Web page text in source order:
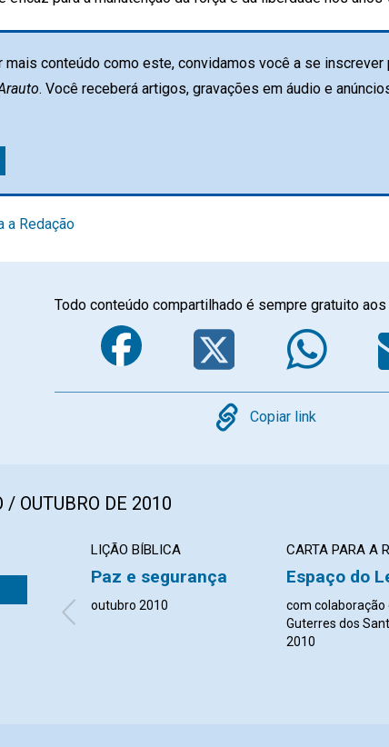
mais conteúdo como este, convidamos você a se
. Você receberá artigos, gravações em áudio e
a Redação
Todo conteúdo compartilhado é sempre gratuito
FacebookTwitter
Copy
Copiar link
OUTUBRO DE 2010
LIÇÃO BÍBLICA
Paz e segurança
outubro 2010
CARTA PARA A
Espaço do
com colaboração
Guterres dos
2010